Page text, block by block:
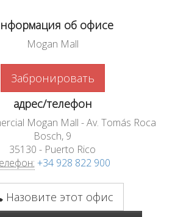
об офисе
Mogan Mall
Забронировать
адрес/телефон
Mogan Mall - Av. Tomás Roca
Bosch, 9
35130 - Puerto Rico
+34 928 822 900
Назовите этот офис